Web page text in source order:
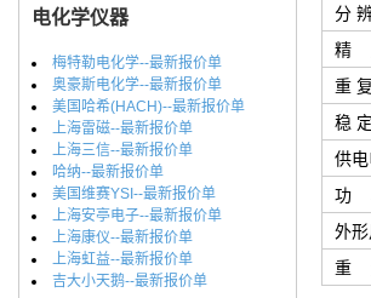
电化学仪器
梅特勒电化学--最新报价单
奥豪斯电化学--最新报价单
美国哈希(HACH)--最新报价单
上海雷磁--最新报价单
上海三信--最新报价单
哈纳--最新报价单
美国维赛YSI--最新报价单
上海安亭电子--最新报价单
上海康仪--最新报价单
上海虹益--最新报价单
吉大小天鹅--最新报价单
分
精
重
稳
供
功
外
重